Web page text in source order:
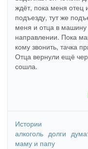
ждёт, пока меня отец
подъезду, тут же
меня и отца в машину
направлении. Пока
кому звонить, тачка
Отца вернули ещё
сошла.
Истории
алкоголь долги
маму и папу